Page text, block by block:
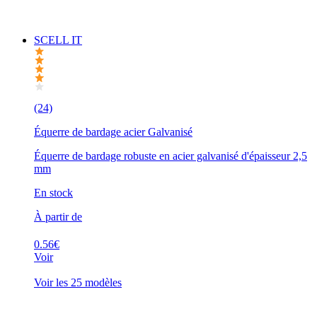
SCELL IT
(24)
Équerre de bardage acier Galvanisé
Équerre de bardage robuste en acier galvanisé d'épaisseur 2,5
mm
En stock
À partir de
0.56€
Voir
Voir les 25 modèles